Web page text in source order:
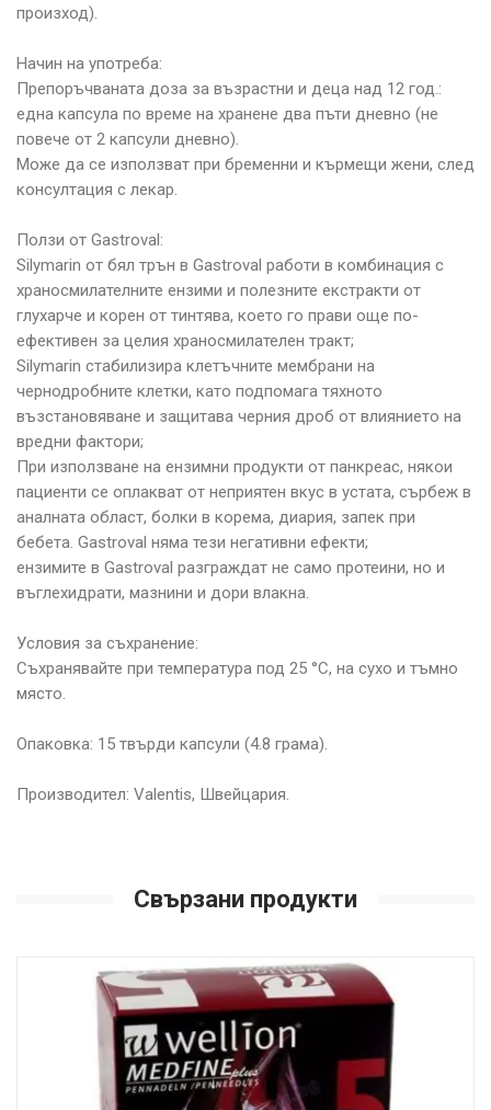
произход).
Начин на употреба:
Препоръчваната доза за възрастни и деца над 12 год.:
една капсула по време на хранене два пъти дневно (не
повече от 2 капсули дневно).
Може да се използват при бременни и кърмещи жени, след
консултация с лекар.
Ползи от Gastroval:
Silymarin от бял трън в Gastroval работи в комбинация с
храносмилателните ензими и полезните екстракти от
глухарче и корен от тинтява, което го прави още по-
ефективен за целия храносмилателен тракт;
Silymarin стабилизира клетъчните мембрани на
чернодробните клетки, като подпомага тяхното
възстановяване и защитава черния дроб от влиянието на
вредни фактори;
При използване на ензимни продукти от панкреас, някои
пациенти се оплакват от неприятен вкус в устата, сърбеж в
аналната област, болки в корема, диария, запек при
бебета. Gastroval няма тези негативни ефекти;
ензимите в Gastroval разграждат не само протеини, но и
въглехидрати, мазнини и дори влакна.
Условия за съхранение:
Съхранявайте при температура под 25 °C, на сухо и тъмно
място.
Опаковка: 15 твърди капсули (4.8 грама).
Производител: Valentis, Швейцария.
Свързани продукти